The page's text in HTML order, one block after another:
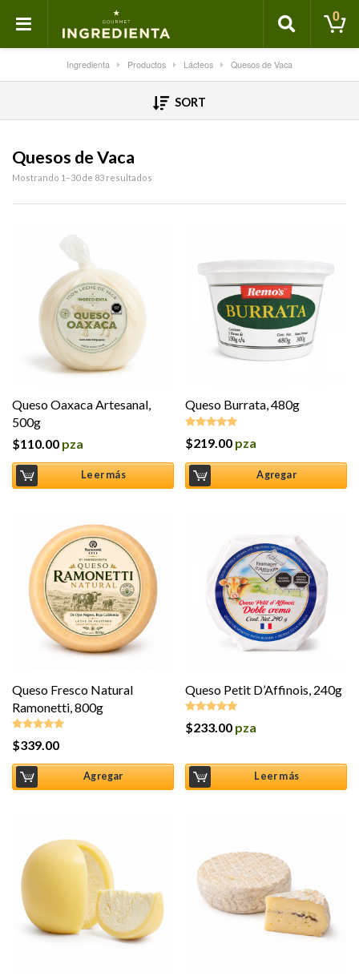
0
Ingredienta Productos Lácteos Quesos de Vaca
SORT
Quesos de Vaca
Mostrando 1–30 de 83 resultados
Queso Oaxaca Artesanal,
500g
$110.00 pza
Leer más
Queso Burrata, 480g
Valorado en
$219.00 pza
Agregar
Queso Fresco Natural
Ramonetti, 800g
Valorado en
$339.00
Agregar
Queso Petit D’Affinois, 240g
Valorado en
$233.00 pza
Leer más